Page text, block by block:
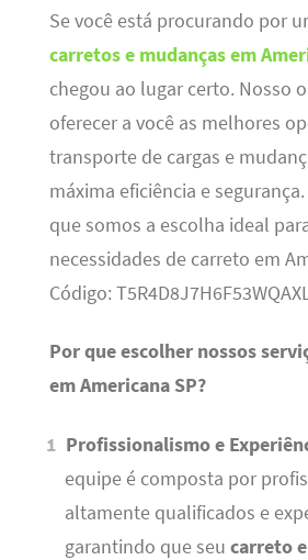
Se você está procurando por
carretos e mudanças em
chegou ao lugar certo. Nosso
oferecer a você as melhores
transporte de cargas e
máxima eficiência e
que somos a escolha ideal
necessidades de carreto em
Código:
Por que escolher nossos
em Americana SP?
Profissionalismo e
equipe é composta por
altamente qualificados e
garantindo que seu carreto